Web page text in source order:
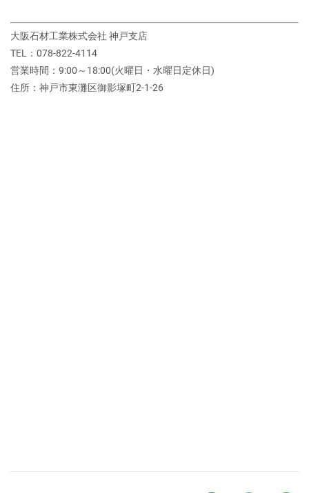
大阪石材工業株式会社 神戸支店
TEL：078-822-4114
営業時間：9:00～18:00(火曜日・水曜日定休日)
住所：神戸市東灘区御影塚町2‐1‐26